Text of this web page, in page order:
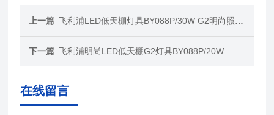
上一篇 飞利浦LED低天棚灯具BY088P/30W G2明尚照明灯具
下一篇 飞利浦明尚LED低天棚G2灯具BY088P/20W
在线留言